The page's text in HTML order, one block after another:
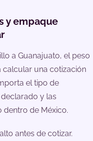
y empaque
a Guanajuato, el peso
calcular una cotización
el tipo de
y las
dentro de México.
antes de cotizar.